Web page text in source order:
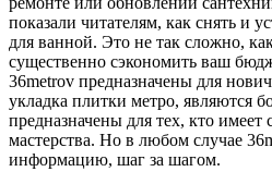
показали читателям, как снять и
для ванной. Это не так сложно,
существенно сэкономить ваш
36metrov предназначены для
укладка плитки метро, являются
предназначены для тех, кто имеет
мастерства. Но в любом случае
информацию, шаг за шагом.